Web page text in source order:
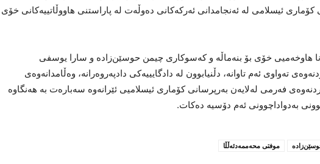
ئیسلامی لە ئەنجامدانی ئەرکەکانی دەوڵەت لە پاراستنی هاووڵاتییەکانی خۆی
هاوخەمیی خۆی بۆ بنەماڵە و کەسوکاری چیمن حوسێن‌زادە و سارا یوسفی
تەواوی ئەم تاوانە، دڵنیابوون لە دادگایییەکی دادپەروەرانە، وەڵامدانەوەی
فەرمی لەلایەن بەرپرسانی کۆماری ئیسلامیی ئێرانەوە سەبارەت بە هەنگاوە
بەدواداچوونی ئەم دۆسیە دەکات.
موفتی محەممەدئەڵڵا